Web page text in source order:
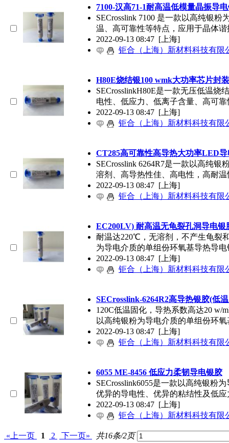
7100-汉高71-1耐高温低模量晶振导
SECrosslink 7100 是一款以高纯银
温、高可靠性等特点，应用于晶体谐
2022-09-13 08:47 [上海]
钜合（上海）新材料科技有限
H80E烧结银100 wmk大功率芯片封
SECrosslinkH80E是一款无压低温
电性、低应力、低离子含量、高可靠
2022-09-13 08:47 [上海]
钜合（上海）新材料科技有限
CT285高可靠性高导热大功率LED
SECrosslink 6264R7是一款以高纯
溶剂、高导热性佳、高电性，高耐温
2022-09-13 08:47 [上海]
钜合（上海）新材料科技有限
EC200LV) 耐高温无龟裂孔洞导电银
耐温达220℃，无溶剂，不产生龟裂
为导电介质的单组份环氧基导热导电
2022-09-13 08:47 [上海]
钜合（上海）新材料科技有限
SECrosslink-6264R2高导热银胶(低
120C低温固化，导热系数高达20 w/
以高纯银粉为导电介质的单组份环
2022-09-13 08:47 [上海]
钜合（上海）新材料科技有限
6055 ME-8456 低应力柔韧导电银胶
SECrosslink6055是一款以高纯银粉
优异的导电性、优异的粘结性及低应
2022-09-13 08:47 [上海]
钜合（上海）新材料科技有限
«上一页 1 2 下一页» 共16条/2页